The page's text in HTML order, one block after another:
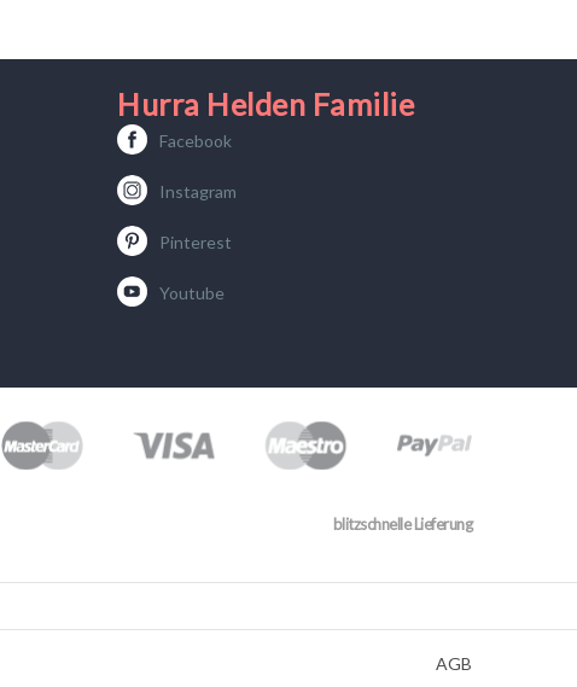
Hurra Helden Familie
Facebook
Instagram
Pinterest
Youtube
blitzschnelle Lieferung
AGB